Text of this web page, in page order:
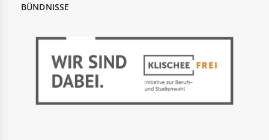
BÜNDNISSE